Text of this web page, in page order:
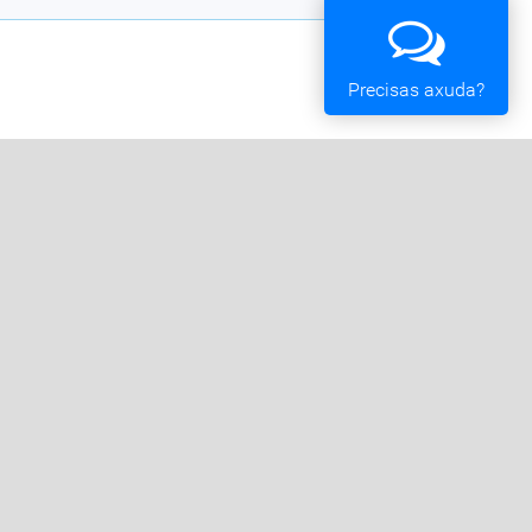
Precisas axuda?